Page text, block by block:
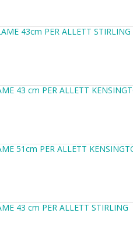
43cm PER ALLETT STIRLING
43 cm PER ALLETT
51cm PER ALLETT
43 cm PER ALLETT STIRLING